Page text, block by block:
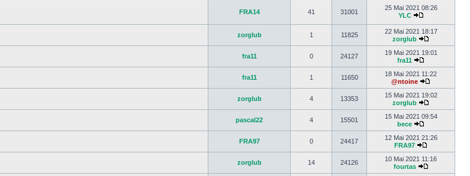
FRA14 41 31001
25 Mai 2021 08:26
YLC
zorglub 1 11825
22 Mai 2021 18:17
zorglub
fra11 0 24127
19 Mai 2021 19:01
fra11
fra11 1 11650
18 Mai 2021 11:22
@ntoine
zorglub 4 13353
15 Mai 2021 19:02
zorglub
pascal22 4 15501
15 Mai 2021 09:54
bece
FRA97 0 24417
12 Mai 2021 21:26
FRA97
zorglub 14 24126
10 Mai 2021 11:16
fourtas